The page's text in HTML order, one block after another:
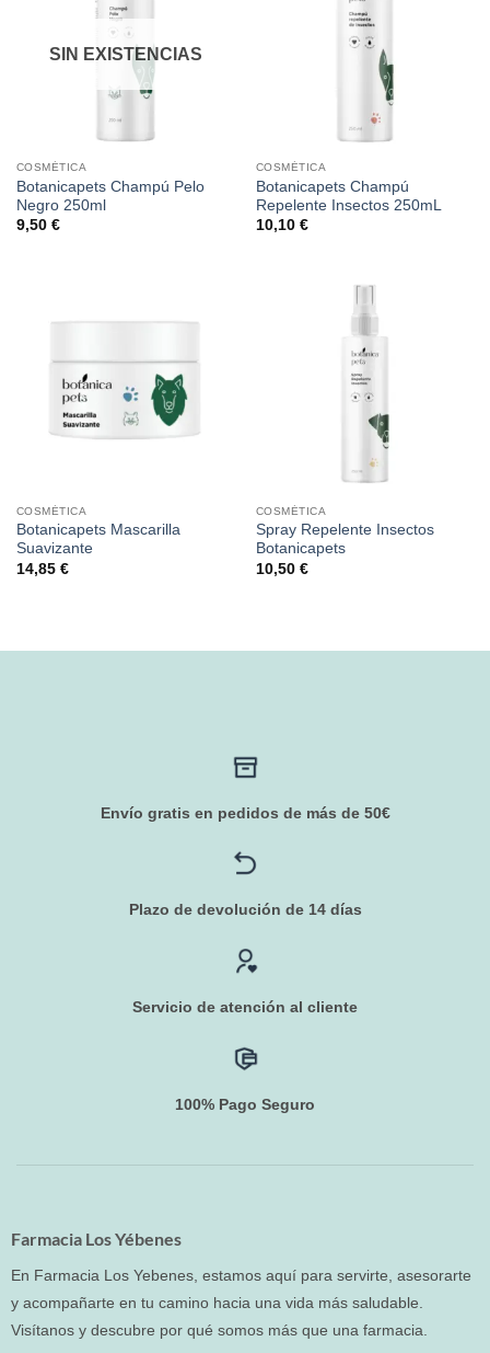
SIN EXISTENCIAS
COSMÉTICA
Botanicapets Champú Pelo
Negro 250ml
9,50 €
COSMÉTICA
Botanicapets Champú
Repelente Insectos 250mL
10,10 €
COSMÉTICA
Botanicapets Mascarilla
Suavizante
14,85 €
COSMÉTICA
Spray Repelente Insectos
Botanicapets
10,50 €
Envío gratis en pedidos de más de 50€
Plazo de devolución de 14 días
Servicio de atención al cliente
100% Pago Seguro
Farmacia Los Yébenes
En Farmacia Los Yebenes, estamos aquí para servirte, asesorarte
y acompañarte en tu camino hacia una vida más saludable.
Visítanos y descubre por qué somos más que una farmacia.